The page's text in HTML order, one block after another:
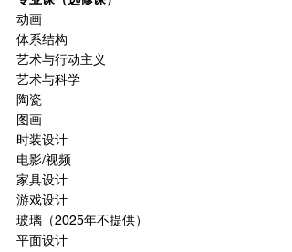
动画
体系结构
艺术与行动主义
艺术与科学
陶瓷
图画
时装设计
电影/视频
家具设计
游戏设计
玻璃（2025年不提供）
平面设计